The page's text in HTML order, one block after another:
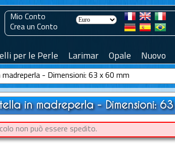
Mio Conto
Crea un Conto
per le Perle Larimar Opale Nuovo
madreperla - Dimensioni: 63 x 60 mm
in madreperla - Dimensioni: 63
non può essere spedito.